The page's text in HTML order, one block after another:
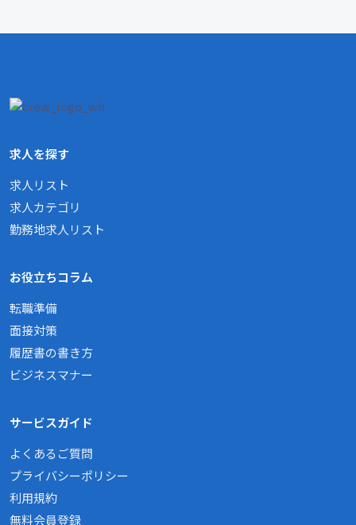
求人を探す
求人リスト
求人カテゴリ
勤務地求人リスト
お役立ちコラム
転職準備
面接対策
履歴書の書き方
ビジネスマナー
サービスガイド
よくあるご質問
プライバシーポリシー
利用規約
無料会員登録